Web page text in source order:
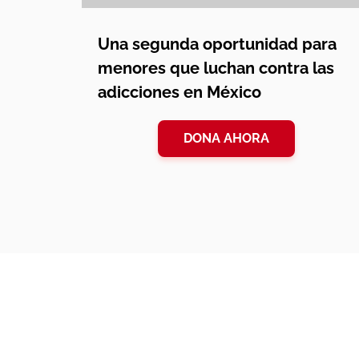
Una segunda oportunidad para
menores que luchan contra las
adicciones en México
DONA AHORA